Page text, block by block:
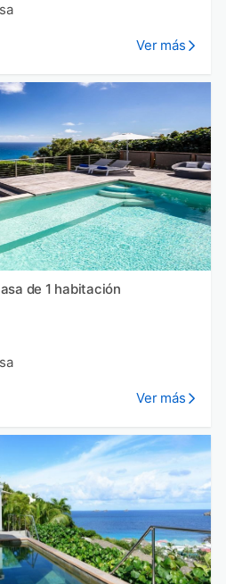
Ver más
de 1 habitación
Ver más